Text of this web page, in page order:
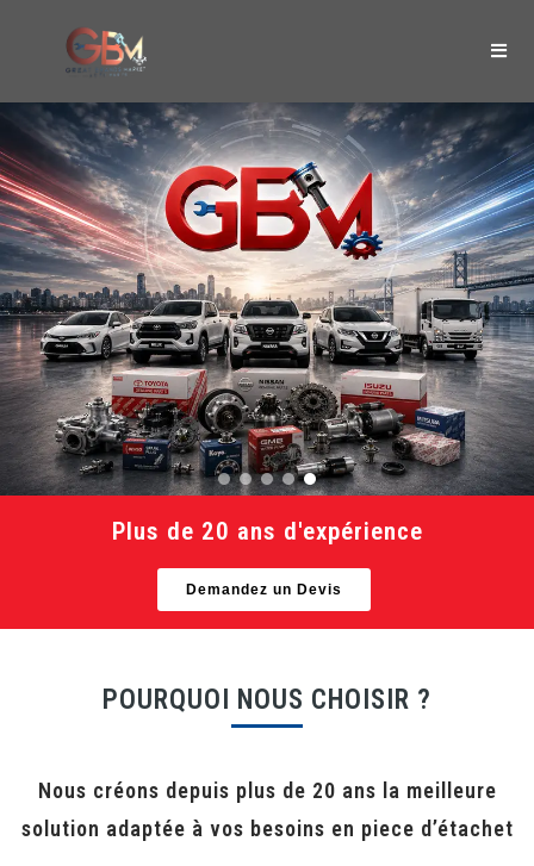
Plus de 20 ans d'expérience
Demandez un Devis
POURQUOI NOUS CHOISIR ?
Nous créons depuis plus de 20 ans la meilleure
solution adaptée à vos besoins en piece d’étachet